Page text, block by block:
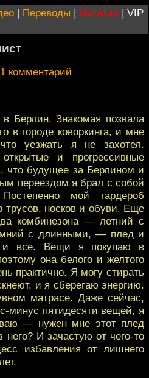
| Переводы | Магазин | VIP
комментарий
Берлин. Знакомая позвала
в городе коворкинга, и мне
уезжать я не захотел.
и прогрессивные
что будущее за Берлином и
переездом я брал с собой
мой гардероб
носков и обуви. Еще
комбинезона — летний с
с длинными, — плед и
и все. Вещи я покупаю в
она белого и желтого
практично. Я могу стирать
и я сберегаю энергию.
матрасе. Даже сейчас,
минус пятидесяти вещей, я
— нужен мне этот плед
И зачастую от чего-то
избавления от лишнего